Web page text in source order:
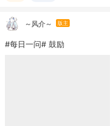
～风介～ 版主
#每日一问# 鼓励